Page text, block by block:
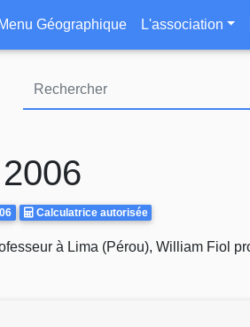
Menu Géographique L'association
Calculatrice
Calculatrice autorisée
à Lima (Pérou), William Fiol